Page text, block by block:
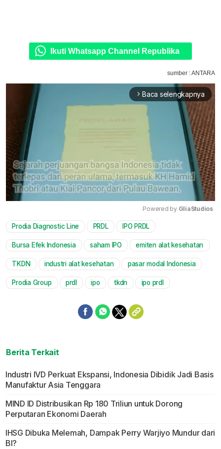
Ikuti Whatsapp Channel Republika
sumber : ANTARA
arrow_forward_ios Baca selengkapnya
Powered by GliaStudios
Prodia Diagnostic Line PRDL IPO PRDL
Bursa Efek Indonesia saham IPO emiten alat kesehatan
TKDN industri alat kesehatan pasar modal Indonesia
Prodia Group prdl ipo tkdn ipo prdl
Berita Terkait
Industri IVD Perkuat Ekspansi, Indonesia Dibidik Jadi Basis
Manufaktur Asia Tenggara
MIND ID Distribusikan Rp 180 Triliun untuk Dorong
Perputaran Ekonomi Daerah
IHSG Dibuka Melemah, Dampak Perry Warjiyo Mundur dari
BI?